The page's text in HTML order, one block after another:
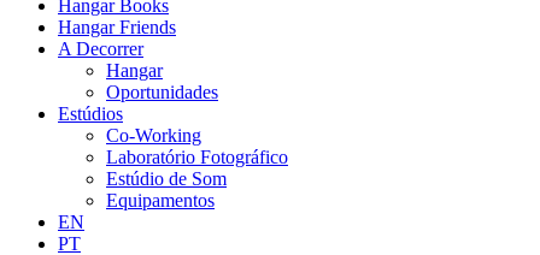
Hangar Books
Hangar Friends
A Decorrer
Hangar
Oportunidades
Estúdios
Co-Working
Laboratório Fotográfico
Estúdio de Som
Equipamentos
EN
PT